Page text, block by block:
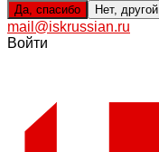
Да, спасибо Нет, другой
mail@iskrussian.ru
Войти